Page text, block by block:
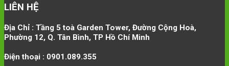
LIÊN HỆ
Địa Chỉ : Tầng 5 toà Garden Tower, Đường Cộng Hoà,
Phường 12, Q. Tân Bình, TP Hồ Chí Minh
Điện thoại : 0901.089.355